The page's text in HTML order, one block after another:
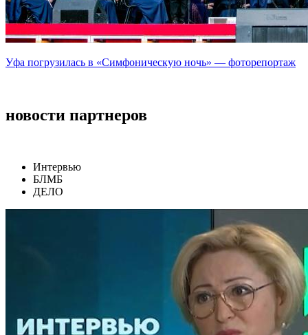
Уфа погрузилась в «Симфоническую ночь» — фоторепортаж
новости партнеров
Интервью
БЛМБ
ДЕЛО